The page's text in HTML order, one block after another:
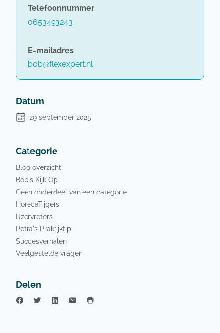
Telefoonnummer
0653493243
E-mailadres
bob@flexexpert.nl
Datum
29 september 2025
Categorie
Blog overzicht
Bob's Kijk Op
Geen onderdeel van een categorie
HorecaTijgers
IJzervreters
Petra's Praktijktip
Succesverhalen
Veelgestelde vragen
Delen